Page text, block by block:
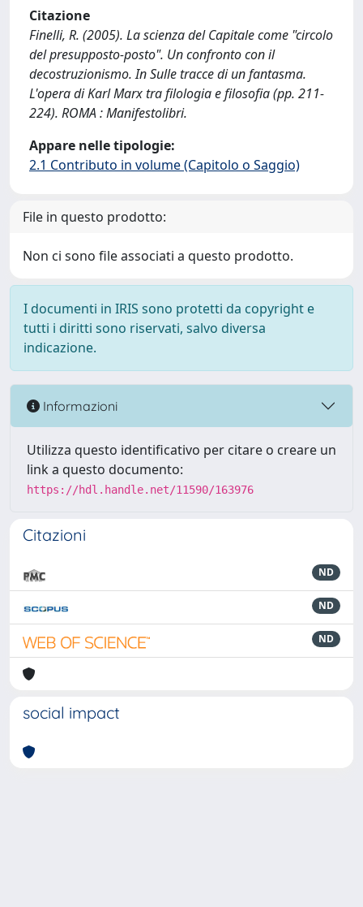
Citazione
Finelli, R. (2005). La scienza del Capitale come "circolo
del presupposto-posto". Un confronto con il
decostruzionismo. In Sulle tracce di un fantasma.
L'opera di Karl Marx tra filologia e filosofia (pp. 211-
224). ROMA : Manifestolibri.
Appare nelle tipologie:
2.1 Contributo in volume (Capitolo o Saggio)
File in questo prodotto:
Non ci sono file associati a questo prodotto.
I documenti in IRIS sono protetti da copyright e
tutti i diritti sono riservati, salvo diversa
indicazione.
Informazioni
Utilizza questo identificativo per citare o creare un
link a questo documento:
https://hdl.handle.net/11590/163976
Citazioni
ND
ND
ND
social impact